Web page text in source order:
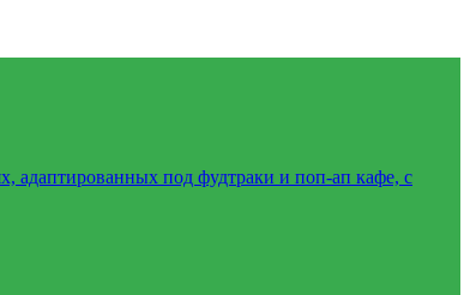
адаптированных под фудтраки и поп-ап кафе, с